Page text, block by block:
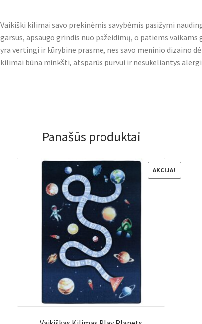
Vaikiški kilimai savo prekinėmis savybėmis pasižymi
garsus, apsaugo grindis nuo pažeidimų, o patiems
yra vertingi ir kūrybine prasme, nes savo meninio dizaino
kilimai būna minkšti, atsparūs purvui ir nesukeliantys
Panašūs produktai
AKCIJA!